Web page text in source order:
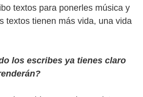
textos para ponerles música y
textos tienen más vida, una vida
los escribes ya tienes claro